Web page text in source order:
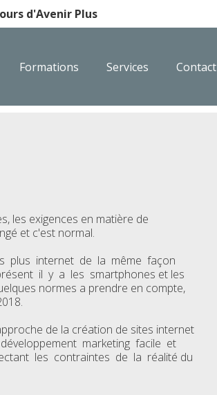
d'Avenir Plus
Formations Services Contact
les exigences en matière de
et c'est normal.
plus internet de la même façon
il y a les smartphones et les
normes a prendre en compte,
de la création de sites internet
marketing facile et
les contraintes de la réalité du